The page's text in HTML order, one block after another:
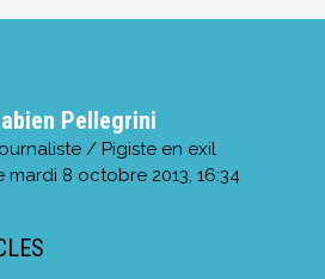
Pellegrini
/ Pigiste en exil
mardi 8 octobre 2013, 16:34